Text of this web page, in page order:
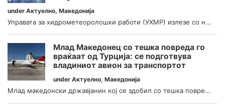
under Актуелно, Македонија
Управата за хидрометеоролошки работи (УХМР) излезе со н...
Млад Македонец со тешка повреда го
враќаат од Турција: се подготвува
владиниот авион за транспортот
under Актуелно, Македонија
Млад македонски државјанин кој се здобил со тешка повре...